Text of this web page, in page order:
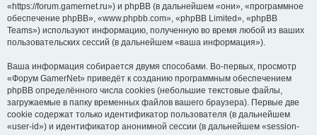
«https://forum.gamernet.ru») и phpBB (в дальнейшем «они», «программное
обеспечение phpBB», «www.phpbb.com», «phpBB Limited», «phpBB
Teams») используют информацию, полученную во время любой из ваших
пользовательских сессий (в дальнейшем «ваша информация»).
Ваша информация собирается двумя способами. Во-первых, просмотр
«Форум GamerNet» приведёт к созданию программным обеспечением
phpBB определённого числа cookies (небольшие текстовые файлы,
загружаемые в папку временных файлов вашего браузера). Первые две
cookie содержат только идентификатор пользователя (в дальнейшем
«user-id») и идентификатор анонимной сессии (в дальнейшем «session-